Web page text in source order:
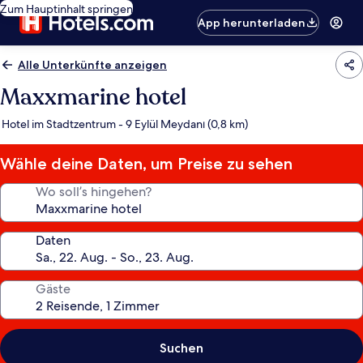
Zum Hauptinhalt springen
App herunterladen
Alle Unterkünfte anzeigen
Maxxmarine hotel
Hotel im Stadtzentrum - 9 Eylül Meydanı (0,8 km)
Wähle deine Daten, um Preise zu sehen
Wo soll’s hingehen?
Daten
Gäste
Suchen